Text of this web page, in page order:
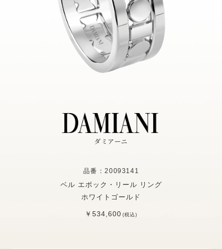
ダミアーニ
品番：20093141
ベル エポック・リール リング
ホワイトゴールド
￥534,600(税込)